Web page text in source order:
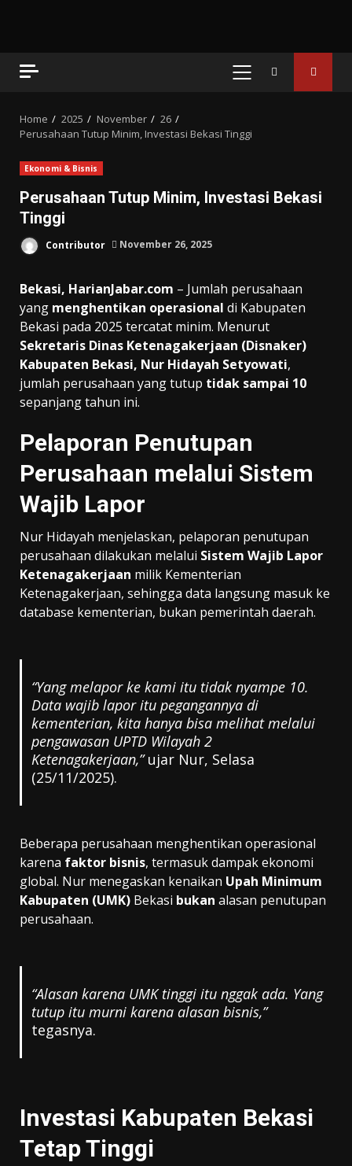
PRIMARY
Home 2025 November
26
Perusahaan Tutup Minim, Investasi Bekasi Tinggi
Ekonomi & Bisnis
Perusahaan Tutup Minim, Investasi Bekasi
Tinggi
Contributor November 26, 2025
Bekasi, HarianJabar.com – Jumlah perusahaan
yang menghentikan operasional di Kabupaten
Bekasi pada 2025 tercatat minim. Menurut
Sekretaris Dinas Ketenagakerjaan (Disnaker)
Kabupaten Bekasi, Nur Hidayah Setyowati,
jumlah perusahaan yang tutup tidak sampai 10
sepanjang tahun ini.
Pelaporan Penutupan
Perusahaan melalui Sistem
Wajib Lapor
Nur Hidayah menjelaskan, pelaporan penutupan
perusahaan dilakukan melalui Sistem Wajib Lapor
Ketenagakerjaan milik Kementerian
Ketenagakerjaan, sehingga data langsung masuk ke
database kementerian, bukan pemerintah daerah.
“Yang melapor ke kami itu tidak nyampe 10.
Data wajib lapor itu pegangannya di
kementerian, kita hanya bisa melihat melalui
pengawasan UPTD Wilayah 2
Ketenagakerjaan,”ujar Nur, Selasa
(25/11/2025).
Beberapa perusahaan menghentikan operasional
karena faktor bisnis, termasuk dampak ekonomi
global. Nur menegaskan kenaikan Upah Minimum
Kabupaten (UMK) Bekasi bukan alasan penutupan
perusahaan.
“Alasan karena UMK tinggi itu nggak ada. Yang
tutup itu murni karena alasan bisnis,”
tegasnya.
Investasi Kabupaten Bekasi
Tetap Tinggi